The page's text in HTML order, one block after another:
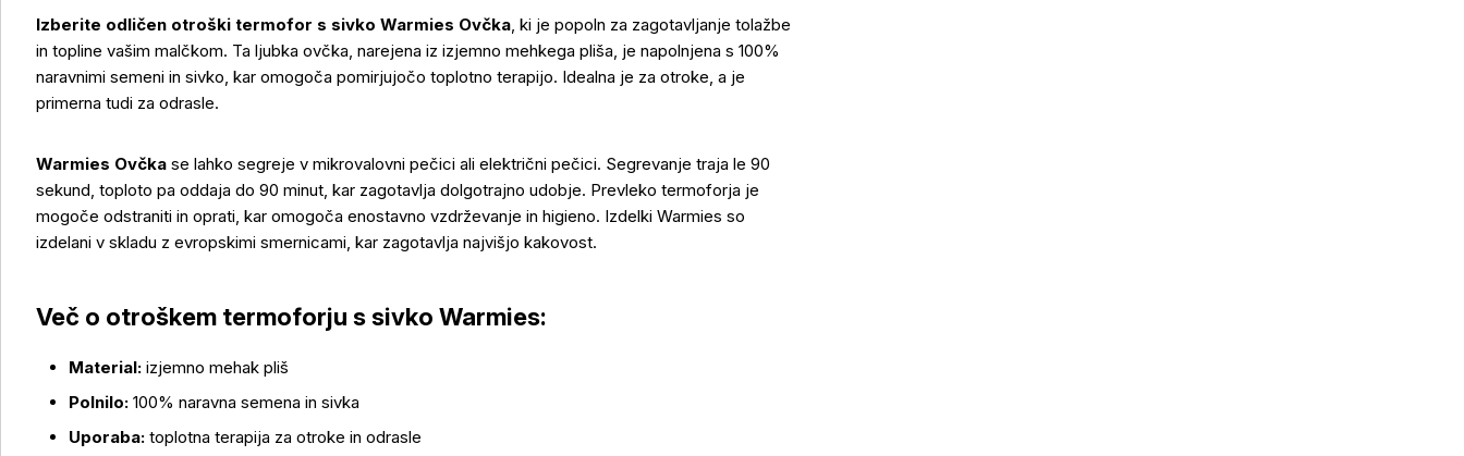
Več o izdelku
Izberite odličen otroški termofor s sivko Warmies Ovčka, ki je popoln za zagotavljanje tolažbe
in topline vašim malčkom. Ta ljubka ovčka, narejena iz izjemno mehkega pliša, je napolnjena s 100%
naravnimi semeni in sivko, kar omogoča pomirjujočo toplotno terapijo. Idealna je za otroke, a je
primerna tudi za odrasle.
Warmies Ovčka se lahko segreje v mikrovalovni pečici ali električni pečici. Segrevanje traja le 90
sekund, toploto pa oddaja do 90 minut, kar zagotavlja dolgotrajno udobje. Prevleko termoforja je
mogoče odstraniti in oprati, kar omogoča enostavno vzdrževanje in higieno. Izdelki Warmies so
izdelani v skladu z evropskimi smernicami, kar zagotavlja najvišjo kakovost.
Več o otroškem termoforju s sivko Warmies:
Material: izjemno mehak pliš
Polnilo: 100% naravna semena in sivka
Uporaba: toplotna terapija za otroke in odrasle